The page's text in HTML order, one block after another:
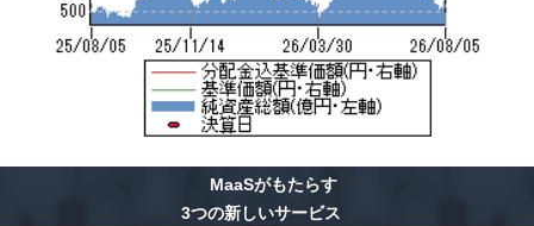
MaaSがもたらす
3つの新しいサービス